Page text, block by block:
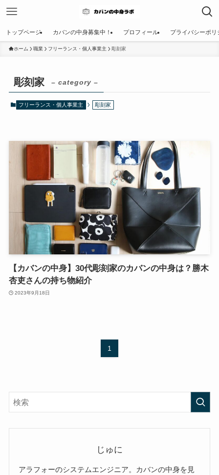
トップページ カバンの中身募集中！ プロフィール プライバシーポリ
ホーム 職業 フリーランス・個人事業主 彫刻家
彫刻家 – category –
フリーランス・個人事業主 彫刻家
【カバンの中身】30代彫刻家のカバンの中身は？勝木
杏吏さんの持ち物紹介
2023年9月18日
1
じゅに
アラフォーのシステムエンジニア。カバンの中身を見